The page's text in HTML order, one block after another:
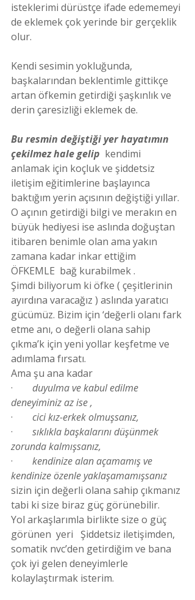
isteklerimi dürüstçe ifade edememeyi
de eklemek çok yerinde bir gerçeklik
olur.
Kendi sesimin yokluğunda,
başkalarından beklentimle gittikçe
artan öfkemin getirdiği şaşkınlık ve
derin çaresizliği eklemek de.
Bu resmin değiştiği yer hayatımın
çekilmez hale gelip
  kendimi
anlamak için koçluk ve şiddetsiz
iletişim eğitimlerine başlayınca
baktığım yerin açısının değiştiği yıllar.
O açının getirdiği bilgi ve merakın en
büyük hediyesi ise aslında doğuştan
itibaren benimle olan ama yakın
zamana kadar inkar ettiğim
ÖFKEMLE  bağ kurabilmek .
Şimdi biliyorum ki öfke ( çeşitlerinin
ayırdına varacağız ) aslında yaratıcı
gücümüz. Bizim için ‘değerli olanı fark
etme anı, o değerli olana sahip
çıkma’k için yeni yollar keşfetme ve
adımlama fırsatı.
Ama şu ana kadar
· duyulma ve kabul edilme
deneyiminiz az ise ,
· cici kız-erkek olmuşsanız,
· sıklıkla başkalarını düşünmek
zorunda kalmışsanız,
· kendinize alan açamamış ve
kendinize özenle yaklaşamamışsanız
sizin için değerli olana sahip çıkmanız
tabi ki size biraz güç görünebilir.
Yol arkaşlarımla birlikte size o güç
görünen  yeri   Şiddetsiz iletişimden,
somatik nvc’den getirdiğim ve bana
çok iyi gelen deneyimlerle
kolaylaştırmak isterim.